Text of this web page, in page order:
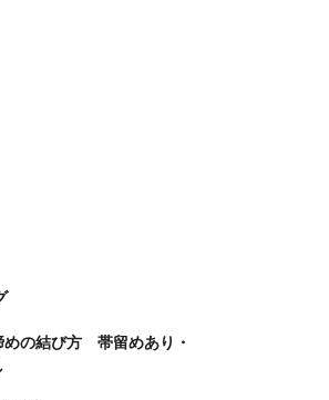
めの結び方 帯留めあり・